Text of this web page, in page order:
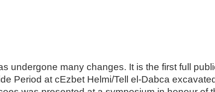
undergone many changes. It is the first full
Period at cEzbet Helmi/Tell el-Dabca